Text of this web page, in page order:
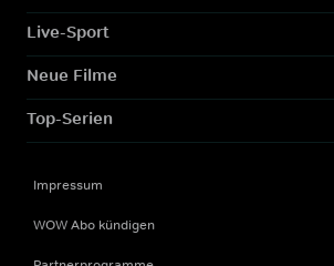
Live-Sport
Neue Filme
Top-Serien
Impressum
WOW Abo kündigen